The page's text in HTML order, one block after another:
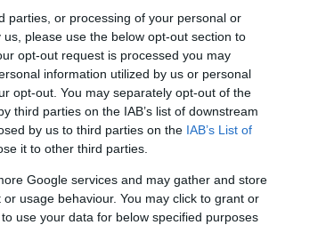
parties, or processing of your personal or
please use the below opt-out section to
opt-out request is processed you may
information utilized by us or personal
opt-out. You may separately opt-out of the
third parties on the IAB’s list of downstream
by us to third parties on the IAB’s List of
it to other third parties.
Google services and may gather and store
usage behaviour. You may click to grant or
use your data for below specified purposes
hat évtized során
uralkodásának
(a képen
XV.…
Nagy Lajos
Napkirály Napóleon
naptár Nautilus
Cromwell
öngyilkosság
Oroszlánszívű Richárd
ostrom osztrák
perzsa Piroska
polgárháború
skótspanyolSpanyolország
Mária svéd Szaladin
szentté avatás